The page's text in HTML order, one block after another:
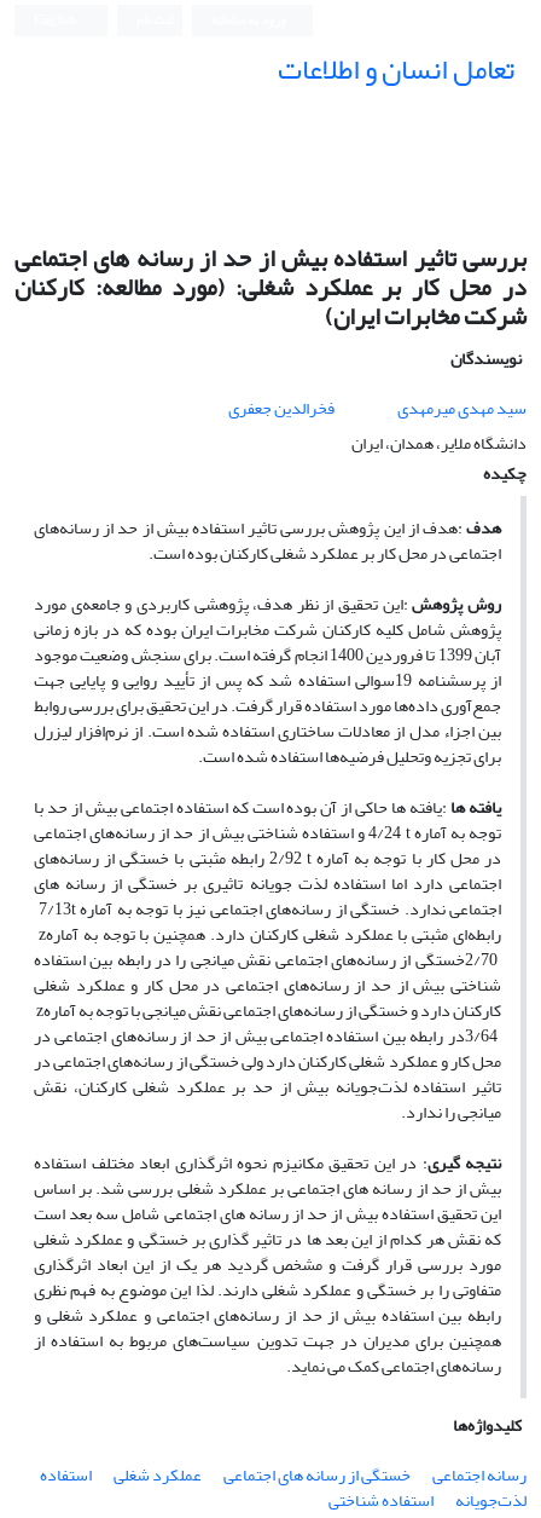
تعامل انسان و اطلاعات
بررسی تاثیر استفاده بیش از حد از رسانه های اجتماعی
در محل کار بر عملکرد شغلی: (مورد مطالعه: کارکنان
شرکت مخابرات ایران)
نویسندگان
سید مهدی میرمهدی
فخرالدین جعفری
دانشگاه ملایر، همدان، ایران
چکیده
هدف:هدف از این پژوهش بررسی تاثیر استفاده بیش از حد از رسانه­‌های
اجتماعی در محل کار بر عملکرد شغلی کارکنان بوده است.
روش پژوهش:این تحقیق از نظر هدف، پژوهشی کاربردی و جامعه‌ی مورد
پژوهش شامل کلیه کارکنان شرکت مخابرات ایران بوده که در بازه زمانی
آبان 1399 تا فروردین 1400 انجام گرفته است. برای سنجش وضعیت موجود
از پرسشنامه 19سوالی استفاده شد که پس از تأیید روایی و پایایی جهت
جمع‌آوری داده‌ها مورد استفاده قرار گرفت. در این تحقیق برای بررسی روابط
بین اجزاء مدل از معادلات ساختاری استفاده شده است. از نرم‌­افزار لیزرل
برای تجزیه ­و­تحلیل فرضیه­‌ها استفاده شده است.
یافته ها:یافته ها حاکی از آن بوده است که استفاده اجتماعی بیش از حد با
توجه به آمارهt
4/24و استفاده شناختی بیش از حد از رسانه­‌های اجتماعی
در محل کار با توجه به آمارهt
2/92رابطه مثبتی با خستگی از رسانه­‌های
اجتماعی دارد اما استفاده لذت جویانه تاثیری بر خستگی از رسانه های
اجتماعی ندارد. خستگی از رسانه­‌های اجتماعی نیز با توجه به آمارهt
7/13
رابطه‌­ای مثبتی با عملکرد شغلی کارکنان دارد. همچنین با توجه به آمارهz
2/70خستگی از رسانه­‌های اجتماعی نقش میانجی را در رابطه بین استفاده
شناختی بیش از حد از رسانه­‌های اجتماعی در محل کار و عملکرد شغلی
کارکنان دارد و خستگی از رسانه­‌های اجتماعی نقش میانجی با توجه به آمارهz
3/64در رابطه بین استفاده اجتماعی بیش از حد از رسانه­‌های اجتماعی در
محل کار و عملکرد شغلی کارکنان دارد ولی خستگی از رسانه­‌های اجتماعی در
تاثیر استفاده لذت­‌جویانه بیش از حد بر عملکرد شغلی کارکنان، نقش
میانجی را ندارد.
نتیجه گیری: در این تحقیق مکانیزم نحوه اثرگذاری ابعاد مختلف استفاده
بیش از حد از رسانه های اجتماعی بر عملکرد شغلی بررسی شد. بر اساس
این تحقیق استفاده بیش از حد از رسانه های اجتماعی شامل سه بعد است
که نقش هر کدام از این بعد ها در تاثیر گذاری بر خستگی و عملکرد شغلی
مورد بررسی قرار گرفت و مشخص گردید هر یک از این ابعاد اثرگذاری
متفاوتی را بر خستگی و عملکرد شغلی دارند. لذا این موضوع به فهم نظری
رابطه بین استفاده بیش از حد از رسانه­‌های اجتماعی و عملکرد شغلی و
همچنین برای مدیران در جهت تدوین سیاست­‌های مربوط به استفاده از
رسانه­‌های اجتماعی کمک می نماید.
کلیدواژه‌ها
رسانه اجتماعی
خستگی از رسانه های اجتماعی عملکرد شغلی استفاده
لذت‌جویانه
استفاده شناختی